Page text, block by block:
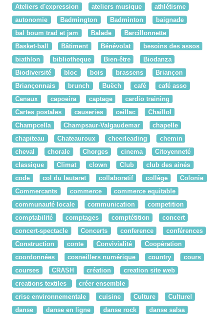
Ateliers d'expression
ateliers musique
athlétisme
autonomie
Badmington Badminton
baignade
bal boum trad et jam
Balade
Barcillonnette
Basket-ball
Bâtiment Bénévolat
besoins des assos
biathlon
bibliotheque Bien-être
Biodanza
Biodiversité
bloc bois brassens
Briançon
Briançonnais
brunch Buëch café
café asso
Canaux
capoeira captage
cardio training
Cartes postales
causeries ceillac
Chaillol
Champcella
Champsaur-Valgaudemar
chapelle
chapiteau
Chateauroux cheerleading
chemin
cheval
chorale Chorges cinema
Citoyenneté
classique
Climat clown Club
club des ainés
code
col du lautaret collaboratif collège
Colonie
Commercants
commerce
commerce equitable
communauté locale
communication
competition
comptabilité
comptages comptétition
concert
concert-spectacle
Concerts conference
conférences
Construction
conte Convivialité
Coopération
coordonnées
cosneillers numérique country
cours
courses
CRASH création
creation site web
creations textiles
créer ensemble
crise environnementale
cuisine Culture
Culturel
danse
danse en ligne danse rock
danse salsa